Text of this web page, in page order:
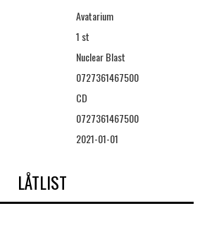
Avatarium
1 st
Nuclear Blast
0727361467500
CD
0727361467500
2021-01-01
LÅTLIST